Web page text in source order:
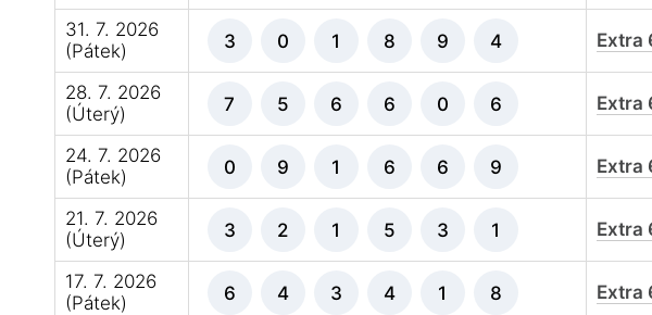
31. 7. 2026
(Pátek)
3 0 1 8 9 4 Extra
28. 7. 2026
(Úterý)
7 5 6 6 0 6 Extra
24. 7. 2026
(Pátek)
0 9 1 6 6 9 Extra
21. 7. 2026
(Úterý)
3 2 1 5 3 1 Extra
17. 7. 2026
(Pátek)
6 4 3 4 1 8 Extra